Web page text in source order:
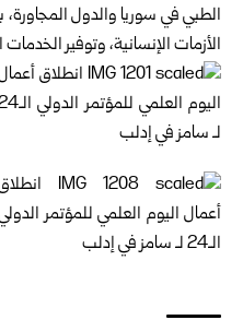
الطبي في سوريا والدول
الأزمات الإنسانية، وتوفير